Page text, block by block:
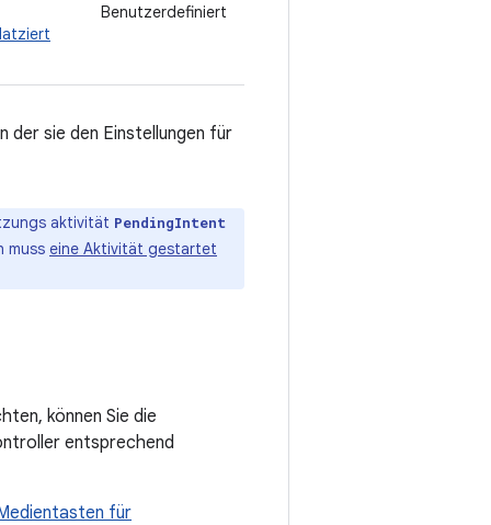
Benutzerdefiniert
sie den Einstellungen für
aktivität PendingIntent
muss eine Aktivität gestartet
können Sie die
entsprechend
für